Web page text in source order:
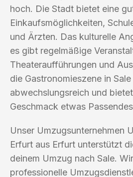
hoch. Die Stadt bietet eine
Einkaufsmöglichkeiten,
und Ärzten. Das kulturelle
es gibt regelmäßige
Theateraufführungen und
die Gastronomieszene in
abwechslungsreich und
Geschmack etwas
Unser Umzugsunternehmen
Erfurt aus Erfurt unterstützt
deinem Umzug nach Sale.
professionelle